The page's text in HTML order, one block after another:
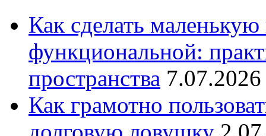
Как сделать
функциональной:
пространства
Как грамотно